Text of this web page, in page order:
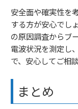
安全面や確実性を
する方が安心でし
の原因調査からブ
電波状況を測定し
で、安心してご相
まとめ